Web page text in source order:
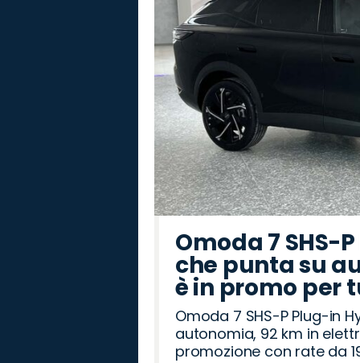
Omoda 7 SHS-
che punta su
è in promo per
Omoda 7 SHS-P Plug-in
autonomia, 92 km in
promozione con rate da